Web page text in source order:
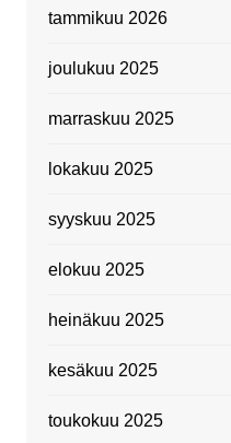
tammikuu 2026
joulukuu 2025
marraskuu 2025
lokakuu 2025
syyskuu 2025
elokuu 2025
heinäkuu 2025
kesäkuu 2025
toukokuu 2025